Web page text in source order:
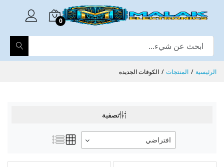
0
الرئيسية المنتجات الكوفات الجديده
تصفية
افتراضي